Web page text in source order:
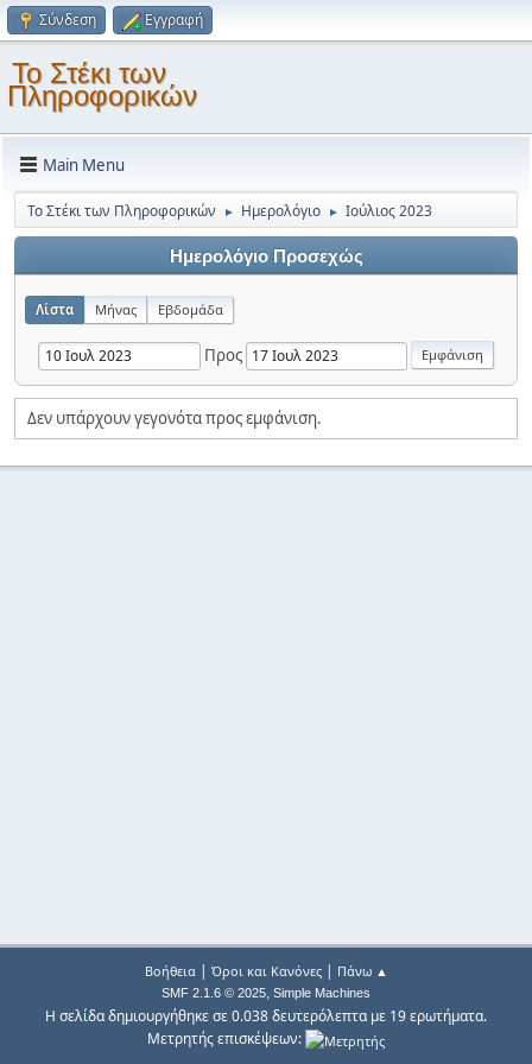
Σύνδεση Εγγραφή
Το Στέκι των
Πληροφορικών
Main Menu
Το Στέκι των Πληροφορικών ► Ημερολόγιο ► Ιούλιος 2023
Ημερολόγιο Προσεχώς
Λίστα Μήνας Εβδομάδα
Προς
Δεν υπάρχουν γεγονότα προς εμφάνιση.
Βοήθεια| Όροι και Κανόνες| Πάνω ▲
SMF 2.1.6 © 2025, Simple Machines
Η σελίδα δημιουργήθηκε σε 0.038 δευτερόλεπτα με 19 ερωτήματα.
Μετρητής επισκέψεων: